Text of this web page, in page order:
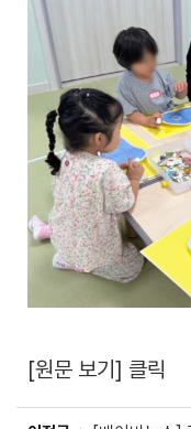
[원문 보기] 클릭